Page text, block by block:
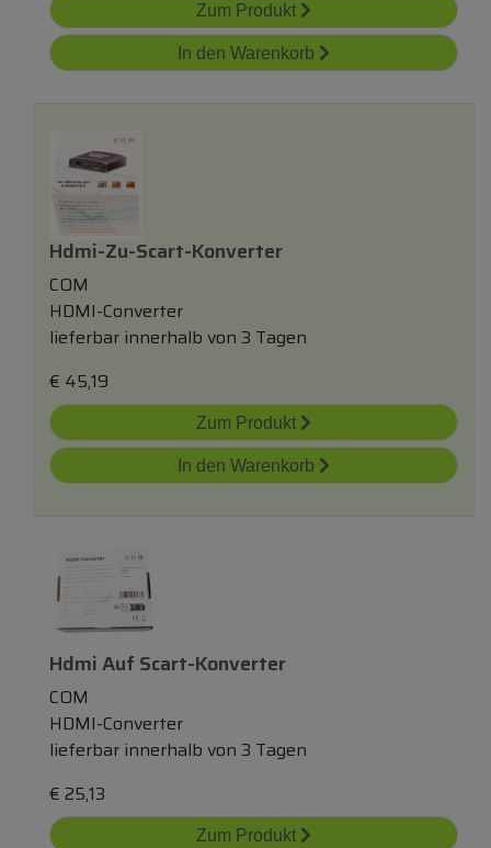
Zum Produkt
In den Warenkorb
Hdmi-Zu-Scart-Konverter
COM
HDMI-Converter
lieferbar innerhalb von 3 Tagen
€ 45,19
Zum Produkt
In den Warenkorb
Hdmi Auf Scart-Konverter
COM
HDMI-Converter
lieferbar innerhalb von 3 Tagen
€ 25,13
Zum Produkt